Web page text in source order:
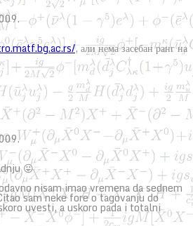
, али нема засебан ранг на
😛
nisam imao vremena da sednem
sam neke fore o tagovanju do
uvesti, a uskoro pada i totalni